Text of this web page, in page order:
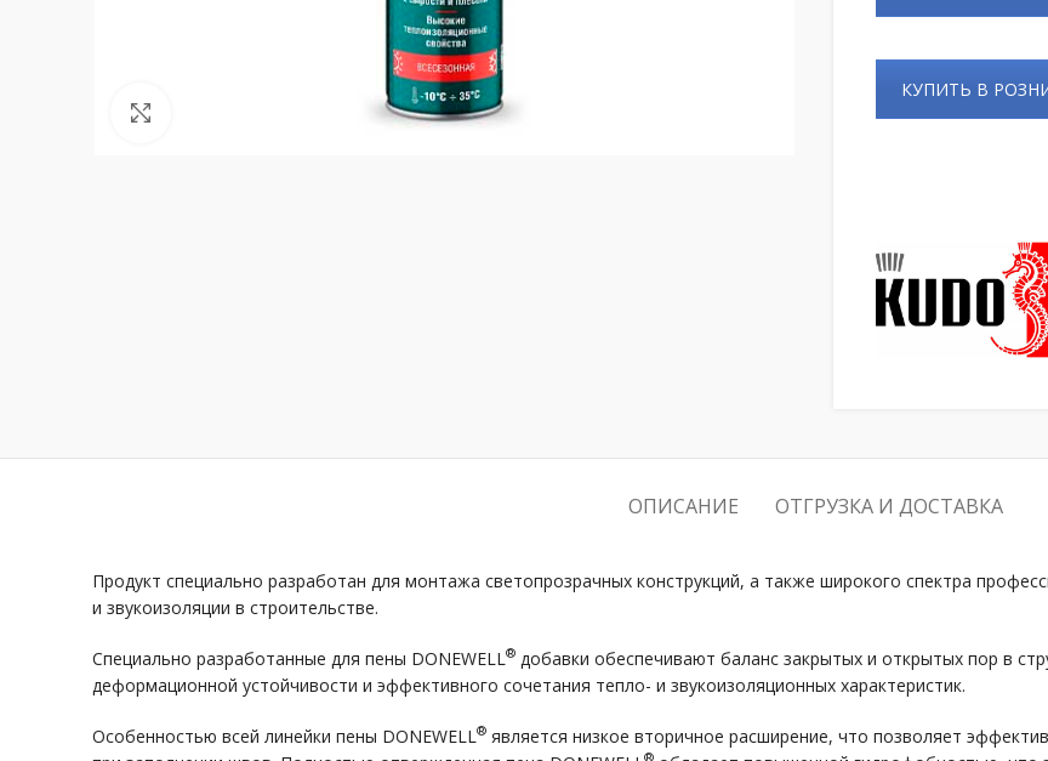
Нажмите, чтобы увеличить
КУПИТЬ В
ОПИСАНИЕ ОТГРУЗКА И ДОСТАВКА
Продукт специально разработан для монтажа светопрозрачных конструкций, а также широкого спектра
и звукоизоляции в строительстве.
Специально разработанные для пены DONEWELL ® добавки обеспечивают баланс закрытых и открытых пор в
деформационной устойчивости и эффективного сочетания тепло- и звукоизоляционных характеристик.
Особенностью всей линейки пены DONEWELL ® является низкое вторичное расширение, что позволяет